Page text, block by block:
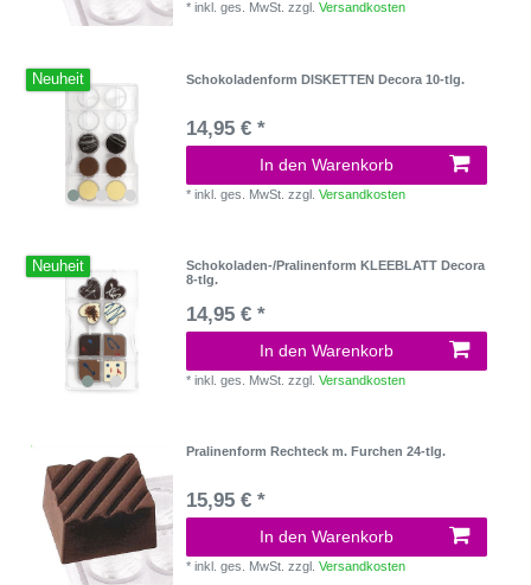
*inkl. ges. MwSt. zzgl.Versandkosten
Neuheit Schokoladenform DISKETTEN Decora 10-tlg.
14,95 € *
In den Warenkorb
*inkl. ges. MwSt. zzgl.Versandkosten
Neuheit
Schokoladen-/Pralinenform KLEEBLATT Decora
8-tlg.
14,95 € *
In den Warenkorb
*inkl. ges. MwSt. zzgl.Versandkosten
Pralinenform Rechteck m. Furchen 24-tlg.
15,95 € *
In den Warenkorb
*inkl. ges. MwSt. zzgl.Versandkosten